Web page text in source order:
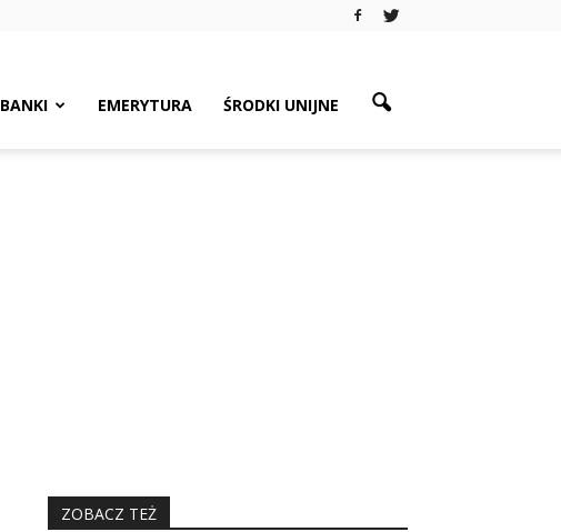
BANKI EMERYTURA ŚRODKI UNIJNE
ZOBACZ TEŻ